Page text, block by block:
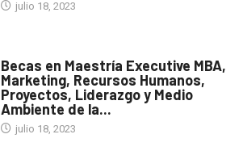
julio 18, 2023
Becas en Maestría Executive MBA,
Marketing, Recursos Humanos,
Proyectos, Liderazgo y Medio
Ambiente de la...
julio 18, 2023